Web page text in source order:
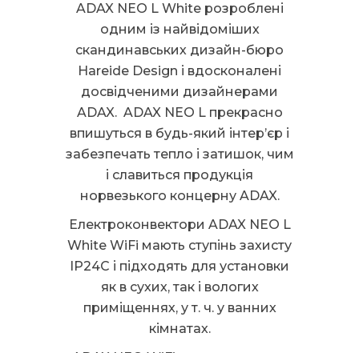
ADAX NEO L White розроблені
одним із найвідоміших
скандинавських дизайн-бюро
Hareide Design і вдосконалені
досвідченими дизайнерами
ADAX. ADAX NEO L прекрасно
впишуться в будь-який інтер’єр і
забезпечать тепло і затишок, чим
і славиться продукція
норвезького концерну ADAX.
Електроконвектори ADAX NEO L
White WiFi мають ступінь захисту
IP24C і підходять для установки
як в сухих, так і вологих
приміщеннях, у т. ч. у ванних
кімнатах.